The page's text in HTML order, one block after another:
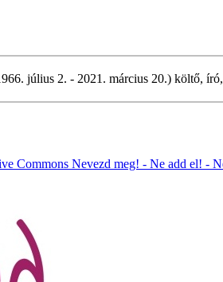
július 2. - 2021. március 20.) költő,
Commons Nevezd meg! - Ne add el! -